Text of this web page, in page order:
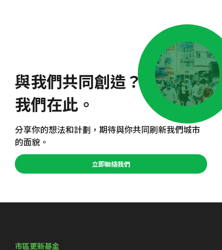
與我們共同創造？
我們在此。
分享你的想法和計劃，期待與你共同刷新我們城市
的面貌。
立即聯絡我們
市區更新基金